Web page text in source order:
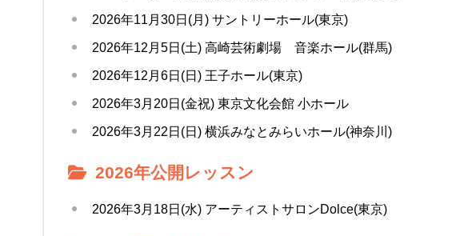
2026年11月30日(月) サントリーホール(東京)
2026年12月5日(土) 高崎芸術劇場 音楽ホール(群馬)
2026年12月6日(日) 王子ホール(東京)
2026年3月20日(金祝) 東京文化会館 小ホール
2026年3月22日(日) 横浜みなとみらいホール(神奈川)
2026年公開レッスン
2026年3月18日(水) アーティストサロンDolce(東京)